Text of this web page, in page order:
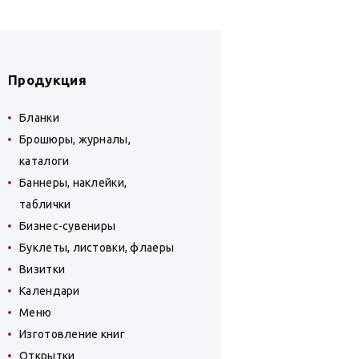
Продукция
Бланки
Брошюры, журналы,
каталоги
Баннеры, наклейки,
таблички
Бизнес-сувениры
Буклеты, листовки, флаеры
Визитки
Календари
Меню
Изготовление книг
Открытки